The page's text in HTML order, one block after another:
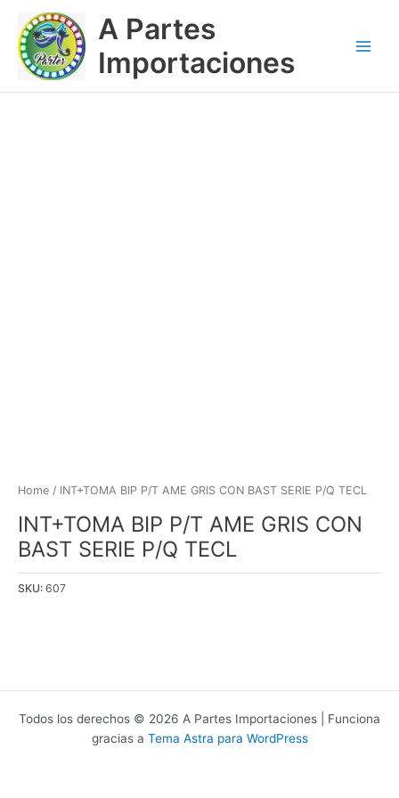
contenido
A Partes
Importaciones
Menu
Home / INT+TOMA BIP P/T AME GRIS CON BAST SERIE P/Q TECL
INT+TOMA BIP P/T AME GRIS CON
BAST SERIE P/Q TECL
SKU: 607
Todos los derechos © 2026 A Partes Importaciones | Funciona
gracias a Tema Astra para WordPress